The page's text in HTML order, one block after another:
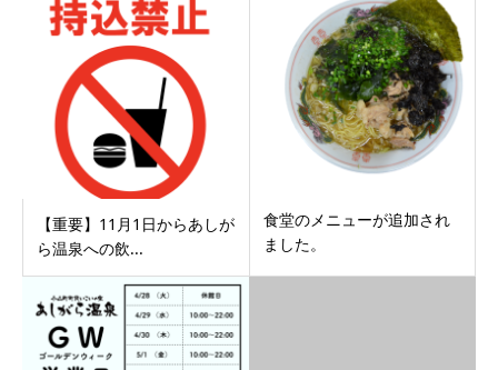
【重要】11月1日からあしが
ら温泉への飲...
食堂のメニューが追加され
ました。